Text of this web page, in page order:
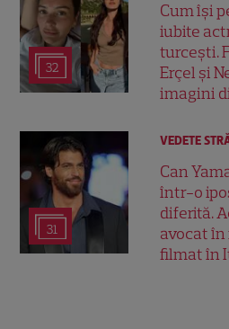
32
Cum își
iubite
turcești.
Erçel și
imagini
31
VEDETE
Can
într-o
diferită.
avocat în
filmat în